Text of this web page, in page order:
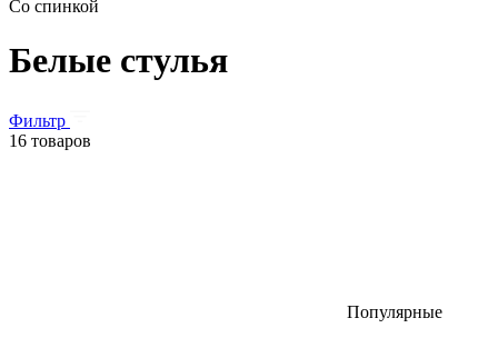
Со спинкой
Белые стулья
Фильтр
16 товаров
Популярные